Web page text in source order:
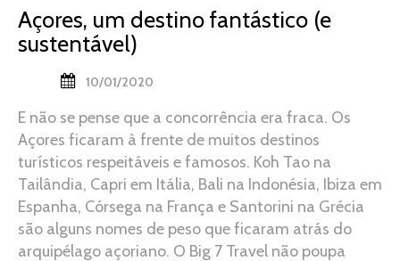
Açores, um destino fantástico (e
sustentável)
10/01/2020
E não se pense que a concorrência era fraca. Os
Açores ficaram à frente de muitos destinos
turísticos respeitáveis e famosos. Koh Tao na
Tailândia, Capri em Itália, Bali na Indonésia, Ibiza em
Espanha, Córsega na França e Santorini na Grécia
são alguns nomes de peso que ficaram atrás do
arquipélago açoriano. O Big 7 Travel não poupa